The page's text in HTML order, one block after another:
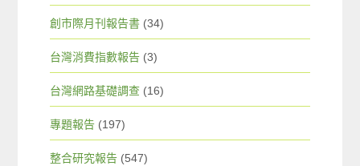
創市際月刊報告書 (34)
台灣消費指數報告 (3)
台灣網路基礎調查 (16)
專題報告 (197)
整合研究報告 (547)